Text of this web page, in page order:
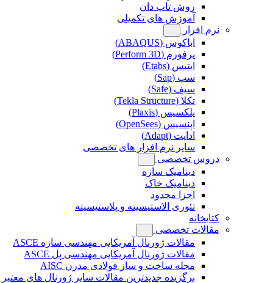
روش تاپ دان
آموزش های تکمیلی
نرم افزار
اباکوس (ABAQUS)
پرفورم (Perform 3D)
ایتبس (Etabs)
سپ (Sap)
سیف (Safe)
تکلا (Tekla Structure)
پلکسیس (Plaxis)
اپنسیس (OpenSees)
اداپت (Adapt)
سایر نرم افزار های تخصصی
دروس تخصصی
دینامیک سازه
دینامیک خاک
اجزا محدود
تئوری الاستیسیته و پلاستیسیته
کتابخانه
مقالات تخصصی
مقالات ژورنال آمریکایی مهندسی سازه ASCE
مقالات ژورنال آمریکایی مهندسی پل ASCE
مجله ساخت و ساز فولادی مدرن AISC
برگزیده جدیدترین مقالات سایر ژورنال های معتبر